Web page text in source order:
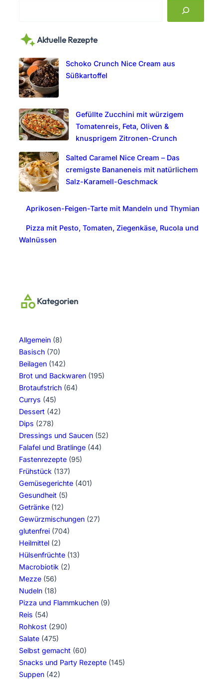
r
h
Aktuelle Rezepte
Schoko Crunch Nice Cream aus
Süßkartoffel
Gefüllte Zucchini mit würzigem
Tomatenreis, Feta, Oliven &
knusprigem Zitronen-Crunch
Salted Caramel Nice Cream – Das
cremigste Bananeneis mit natürlichem
Salz-Karamell-Geschmack
Aprikosen-Feigen-Tarte mit Mandeln und Thymian
Pizza mit Pesto, Tomaten, Ziegenkäse, Rucola und
Walnüssen
Kategorien
Allgemein (8)
Basisch (70)
Beilagen (142)
Brot und Backwaren (195)
Brotaufstrich (64)
Currys (45)
Dessert (42)
Dips (278)
Dressings und Saucen (52)
Falafel und Bratlinge (44)
Fastenrezepte (95)
Frühstück (137)
Gemüsegerichte (401)
Gesundheit (5)
Getränke (12)
Gewürzmischungen (27)
glutenfrei (704)
Heilmittel (2)
Hülsenfrüchte (13)
Macrobiotik (2)
Mezze (56)
Nudeln (18)
Pizza und Flammkuchen (9)
Reis (54)
Rohkost (290)
Salate (475)
Selbst gemacht (60)
Snacks und Party Rezepte (145)
Suppen (42)